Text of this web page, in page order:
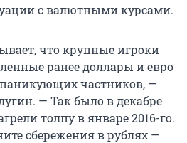
с валютными курсами.
что крупные игроки
ранее доллары и евро
частников, —
— Так было в декабре
толпу в январе 2016-го.
сбережения в рублях —